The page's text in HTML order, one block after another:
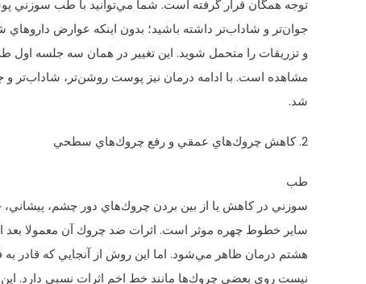
توجه همگان قرار گرفته است. شما مي‌توانيد با طب سوزني پوستي
جوان‌تر و شاداب‌تر داشته باشيد؛ بدون اينكه عوارض داروهاي
و تزريقات را متحمل شويد. اين تغيير در همان سه جلسه اول
مشاهده است. با ادامه درمان نيز پوست روشن‌تر، شاداب‌تر و
شد.
2. كاهش چروك‌هاي عمقي و رفع چروك‌هاي سطحي
طب
سوزني در كاهش يا از بين بردن چروك‌هاي دور چشم،
ساير خطوط چهره موثر است. اثرات ضد چروك آن معمولا بعد
هشتم درمان ظاهر مي‌شود. اما اين روش از آنجايي كه قادر
نيست روي بعضي چروك‌ها مانند خط اخم اثرات نسبي دارد.